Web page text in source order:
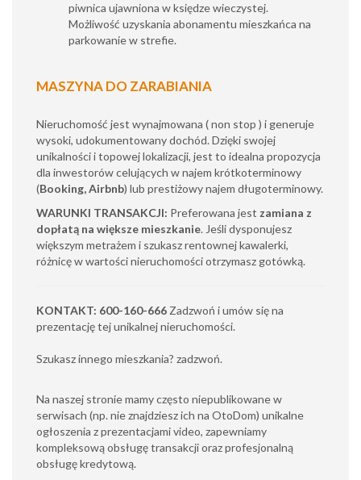
piwnica ujawniona w księdze wieczystej.
Możliwość uzyskania abonamentu mieszkańca na
parkowanie w strefie.
MASZYNA DO ZARABIANIA
Nieruchomość jest wynajmowana ( non stop ) i generuje
wysoki, udokumentowany dochód. Dzięki swojej
unikalności i topowej lokalizacji, jest to idealna propozycja
dla inwestorów celujących w najem krótkoterminowy
(Booking, Airbnb) lub prestiżowy najem długoterminowy.
WARUNKI TRANSAKCJI: Preferowana jest zamiana z
dopłatą na większe mieszkanie. Jeśli dysponujesz
większym metrażem i szukasz rentownej kawalerki,
różnicę w wartości nieruchomości otrzymasz gotówką.
KONTAKT: 600-160-666 Zadzwoń i umów się na
prezentację tej unikalnej nieruchomości.
Szukasz innego mieszkania? zadzwoń.
Na naszej stronie mamy często niepublikowane w
serwisach (np. nie znajdziesz ich na OtoDom) unikalne
ogłoszenia z prezentacjami video, zapewniamy
kompleksową obsługę transakcji oraz profesjonalną
obsługę kredytową.